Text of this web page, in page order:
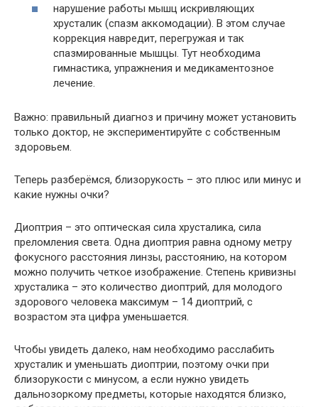
нарушение работы мышц искривляющих
хрусталик (спазм аккомодации). В этом случае
коррекция навредит, перегружая и так
спазмированные мышцы. Тут необходима
гимнастика, упражнения и медикаментозное
лечение.
Важно: правильный диагноз и причину может установить
только доктор, не экспериментируйте с собственным
здоровьем.
Теперь разберёмся, близорукость – это плюс или минус и
какие нужны очки?
Диоптрия – это оптическая сила хрусталика, сила
преломления света. Одна диоптрия равна одному метру
фокусного расстояния линзы, расстоянию, на котором
можно получить четкое изображение. Степень кривизны
хрусталика – это количество диоптрий, для молодого
здорового человека максимум – 14 диоптрий, с
возрастом эта цифра уменьшается.
Чтобы увидеть далеко, нам необходимо расслабить
хрусталик и уменьшать диоптрии, поэтому очки при
близорукости с минусом, а если нужно увидеть
дальнозоркому предметы, которые находятся близко,